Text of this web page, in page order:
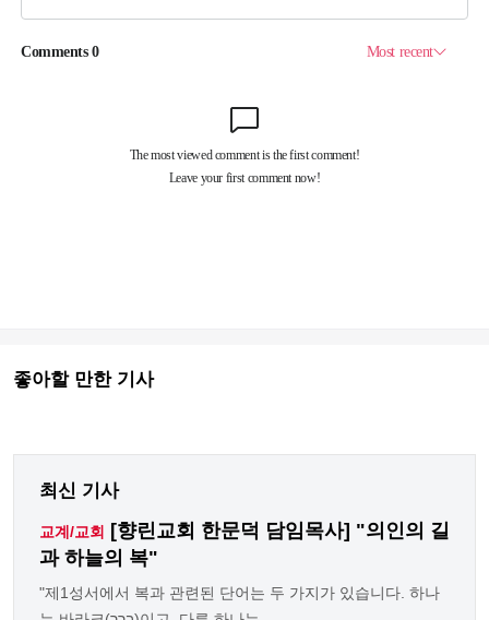
좋아할 만한 기사
최신 기사
교계/교회 [향린교회 한문덕 담임목사] "의인의 길
과 하늘의 복"
"제1성서에서 복과 관련된 단어는 두 가지가 있습니다. 하나